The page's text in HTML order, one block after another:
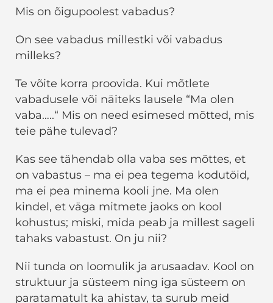
Mis on õigupoolest vabadus?
On see vabadus millestki või vabadus
milleks?
Te võite korra proovida. Kui mõtlete
vabadusele või näiteks lausele “Ma olen
vaba…..“ Mis on need esimesed mõtted, mis
teie pähe tulevad?
Kas see tähendab olla vaba ses mõttes, et
on vabastus – ma ei pea tegema kodutöid,
ma ei pea minema kooli jne. Ma olen
kindel, et väga mitmete jaoks on kool
kohustus; miski, mida peab ja millest sageli
tahaks vabastust. On ju nii?
Nii tunda on loomulik ja arusaadav. Kool on
struktuur ja süsteem ning iga süsteem on
paratamatult ka ahistav, ta surub meid